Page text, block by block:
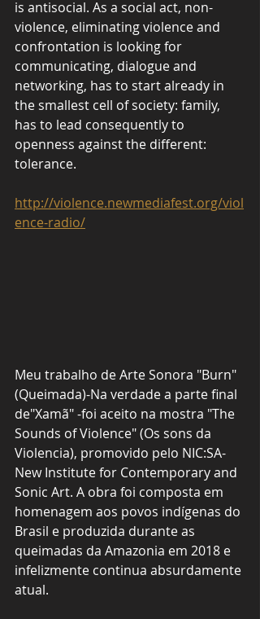
is antisocial. As a social act, non-
violence, eliminating violence and
confrontation is looking for
communicating, dialogue and
networking, has to start already in
the smallest cell of society: family,
has to lead consequently to
openness against the different:
tolerance.
http://violence.newmediafest.org/viol
ence-radio/
Meu trabalho de Arte Sonora "Burn"
(Queimada)-Na verdade a parte final
de"Xamã" -foi aceito na mostra "The
Sounds of Violence" (Os sons da
Violencia), promovido pelo NIC:SA-
New Institute for Contemporary and
Sonic Art. A obra foi composta em
homenagem aos povos indígenas do
Brasil e produzida durante as
queimadas da Amazonia em 2018 e
infelizmente continua absurdamente
atual.